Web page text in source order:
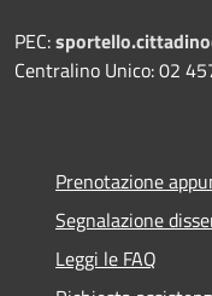
PEC:
Centralino Unico: 02
Prenotazione
Segnalazione
Leggi le FAQ